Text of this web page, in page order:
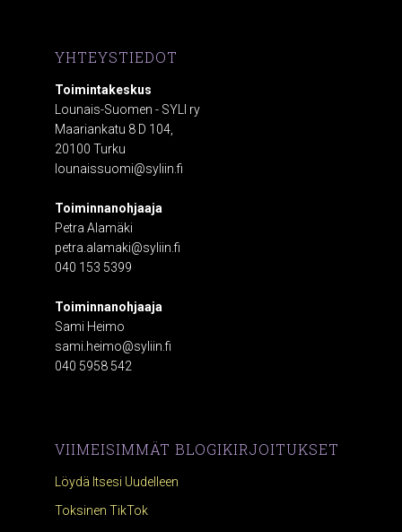
YHTEYSTIEDOT
Toimintakeskus
Lounais-Suomen - SYLI ry
Maariankatu 8 D 104,
20100 Turku
lounaissuomi@syliin.fi
Toiminnanohjaaja
Petra Alamäki
petra.alamaki@syliin.fi
040 153 5399
Toiminnanohjaaja
Sami Heimo
sami.heimo@syliin.fi
040 5958 542
VIIMEISIMMÄT BLOGIKIRJOITUKSET
Löydä Itsesi Uudelleen
Toksinen TikTok